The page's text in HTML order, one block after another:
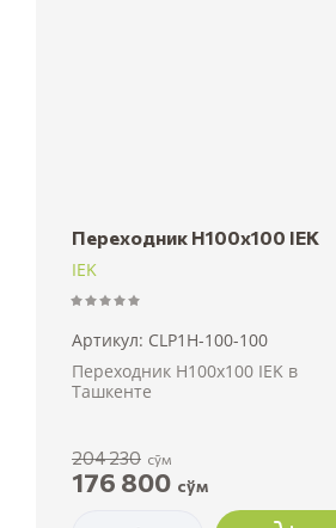
Переходник H100х100 IEK
IEK
Артикул: CLP1H-100-100
Переходник H100х100 IEK в
Ташкенте
204 230 сўм
176 800 сўм